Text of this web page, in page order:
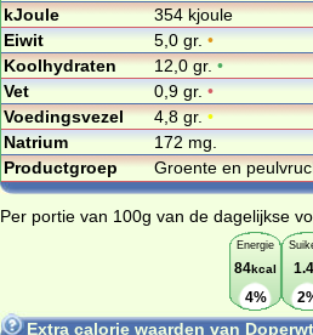
kJoule
354 kjoule
Eiwit
5,0 gr. •
Koolhydraten
12,0 gr.•
Vet
0,9 gr. •
Voedingsvezel
4,8 gr.•
Natrium
172 mg.
Productgroep
Groente en
Per portie van 100g van de dagelijkse
Energie
84kcal
4%
Extra calorie waarden van